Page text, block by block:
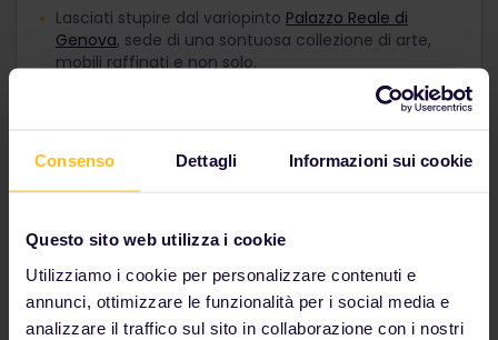
Consenso Dettagli Informazioni sui cookie
Questo sito web utilizza i cookie
Utilizziamo i cookie per personalizzare contenuti e
annunci, ottimizzare le funzionalità per i social media e
analizzare il traffico sul sito in collaborazione con i nostri
Lasciati stupire dal variopinto Palazzo Reale di
Genova, sede di una sontuosa collezione di arte,
mobili raffinati e non solo.
Prova quanto più pesto puoi durante la tua visita; si
dice che Genova sia la città natale di questa
altro ancora.
Goditi il sole e le viste del vivace porto vecchio di
attrazioni progettate per intrattenere sia la gente